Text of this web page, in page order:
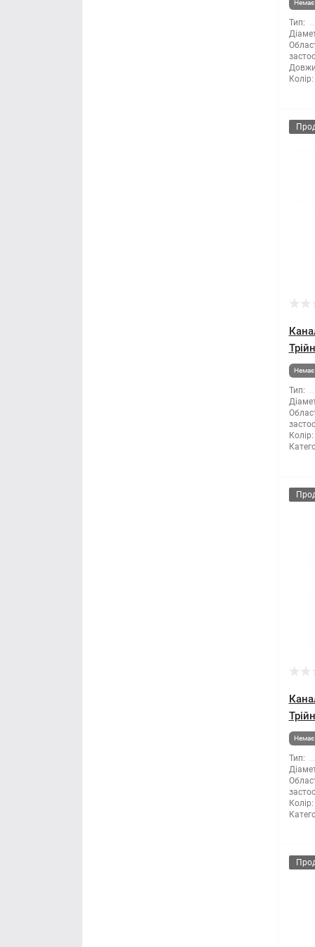
Немає
Тип:
Колір:
Немає
Тип:
Колір:
Немає
Тип:
Колір: